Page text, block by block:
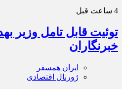
4 ساعت قبل
توئیت قابل تامل وزیر
خبرنگاران
ایران همسفر
ژورنال اقتصادی